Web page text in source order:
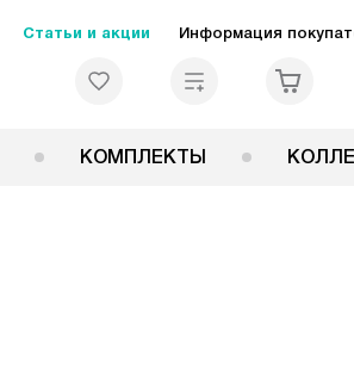
Статьи и акции Информация
КОМПЛЕКТЫ